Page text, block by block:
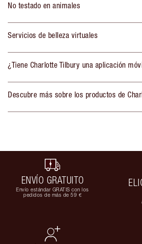
No testado en animales
Servicios de belleza virtuales
¿Tiene Charlotte Tilbury una aplicación
Descubre más sobre los productos de
ENVÍO GRATUITO
Envío estándar GRATIS con los
pedidos de más de 59 €